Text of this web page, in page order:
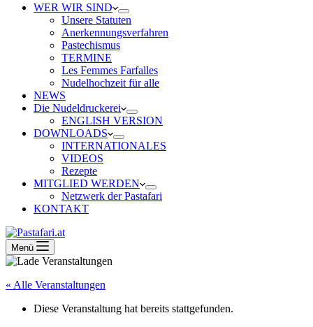
WER WIR SIND
Unsere Statuten
Anerkennungsverfahren
Pastechismus
TERMINE
Les Femmes Farfalles
Nudelhochzeit für alle
NEWS
Die Nudeldruckerei
ENGLISH VERSION
DOWNLOADS
INTERNATIONALES
VIDEOS
Rezepte
MITGLIED WERDEN
Netzwerk der Pastafari
KONTAKT
Menü
« Alle Veranstaltungen
Diese Veranstaltung hat bereits stattgefunden.